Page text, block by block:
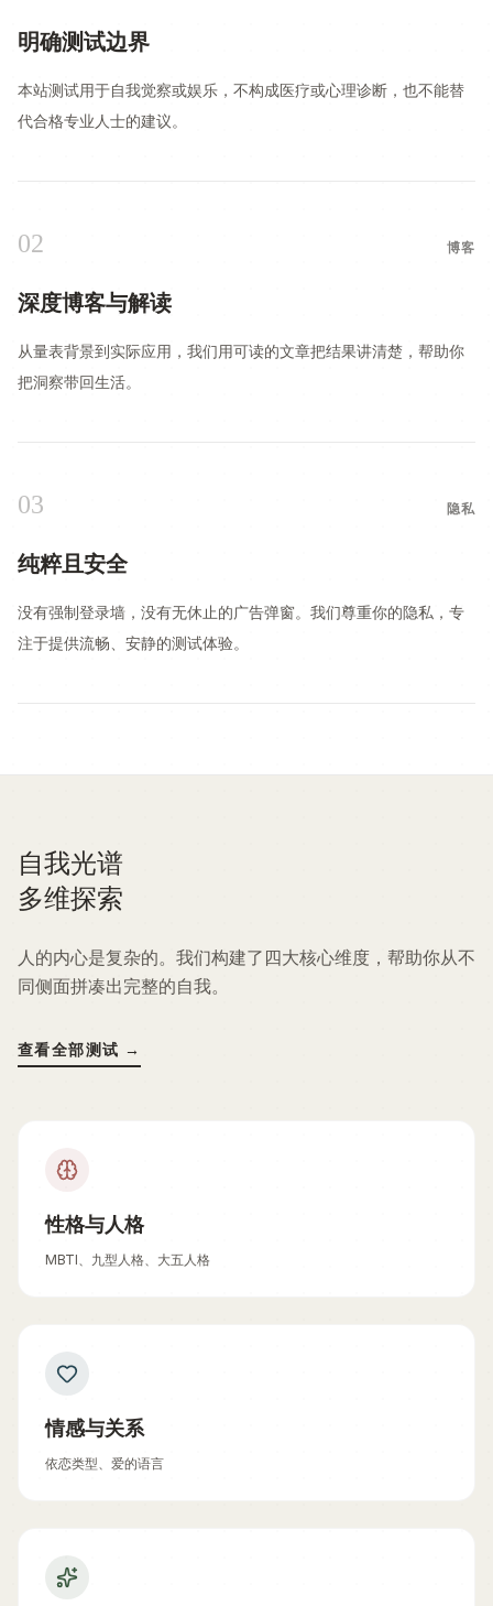
明确测试边界
本站测试用于自我觉察或娱乐，不构成医疗或心理诊断，也不能替
代合格专业人士的建议。
02 博客
深度博客与解读
从量表背景到实际应用，我们用可读的文章把结果讲清楚，帮助你
把洞察带回生活。
03 隐私
纯粹且安全
没有强制登录墙，没有无休止的广告弹窗。我们尊重你的隐私，专
注于提供流畅、安静的测试体验。
自我光谱
多维探索
人的内心是复杂的。我们构建了四大核心维度，帮助你从不
同侧面拼凑出完整的自我。
查看全部测试 →
性格与人格
MBTI、九型人格、大五人格
情感与关系
依恋类型、爱的语言